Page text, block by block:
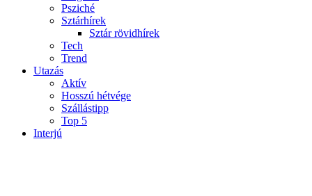
Psziché
Sztárhírek
Sztár rövidhírek
Tech
Trend
Utazás
Aktív
Hosszú hétvége
Szállástipp
Top 5
Interjú